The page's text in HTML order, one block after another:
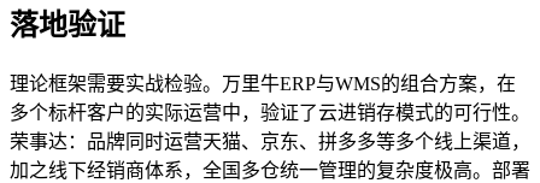
落地验证
理论框架需要实战检验。万里牛ERP与WMS的组合方案，在
多个标杆客户的实际运营中，验证了云进销存模式的可行性。
荣事达：品牌同时运营天猫、京东、拼多多等多个线上渠道，
加之线下经销商体系，全国多仓统一管理的复杂度极高。部署